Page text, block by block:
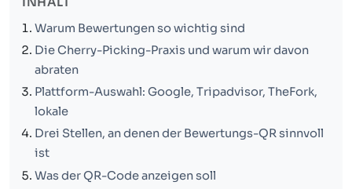
Warum Bewertungen so wichtig sind
Die Cherry-Picking-Praxis und warum wir davon
abraten
Plattform-Auswahl: Google, Tripadvisor, TheFork,
lokale
Drei Stellen, an denen der Bewertungs-QR sinnvoll
ist
Was der QR-Code anzeigen soll